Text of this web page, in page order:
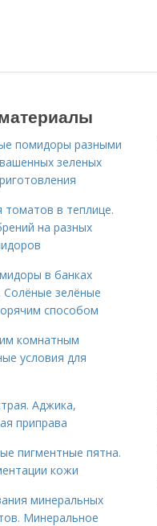
помидоры разными
зеленых
в теплице.
на разных
в банках
зелёные
способом
комнатным
условия для
Аджика,
приправа
пигментные пятна.
кожи
минеральных
Минеральное